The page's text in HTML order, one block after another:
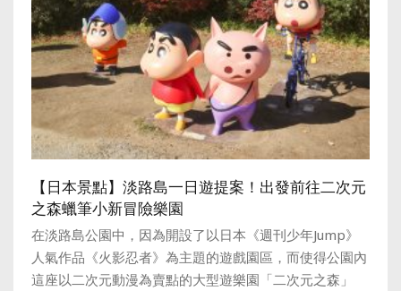
【日本景點】淡路島一日遊提案！出發前往二次元
之森蠟筆小新冒險樂園
在淡路島公園中，因為開設了以日本《週刊少年Jump》
人氣作品《火影忍者》為主題的遊戲園區，而使得公園內
這座以二次元動漫為賣點的大型遊樂園「二次元之森」